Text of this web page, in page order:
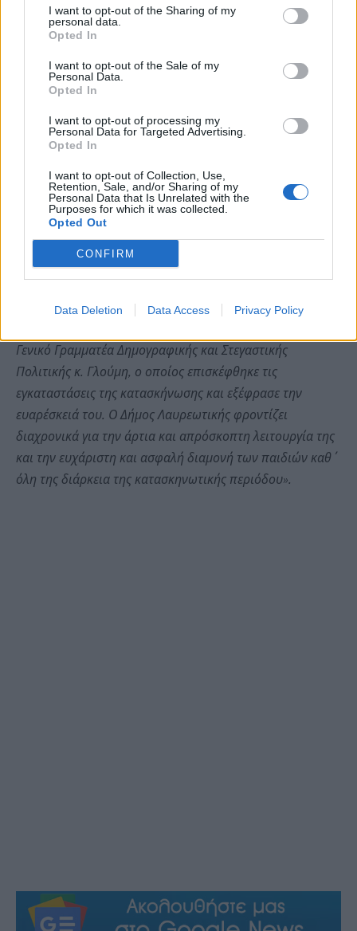
I want to opt-out of the Sharing of my
personal data.
Opted In
I want to opt-out of the Sale of my
Personal Data.
Opted In
I want to opt-out of processing my
Personal Data for Targeted Advertising.
Opted In
I want to opt-out of Collection, Use,
Retention, Sale, and/or Sharing of my
Personal Data that Is Unrelated with the
Purposes for which it was collected.
Opted Out
CONFIRM
Data Deletion Data Access Privacy Policy
υποδομές και περισσότερες θέσεις φιλοξενίας σε
όλη τη χώρα. Συνεχίζουμε να στηρίζουμε κρίσιμες
και τα παιδιά. Συγχαρητήρια στη δημοτική αρχή και
όλο το προσωπικό για την προσπάθειά τους να
δημιουργήσουν μοναδικές εμπειρίες
φιλοξενίας στα παιδιά».
Από την πλευρά του, οΔήμαρχος Λαυρεωτικής,
Δημήτρης Λουκάςτόνισε:
Ευχαριστούμε πολύ την Υπουργό Κοινωνικής Συνοχής
και Οικογένειας κυρία Δόμνα Μιχαηλίδου για την
συντήρηση και λειτουργία της Ζ΄ Παιδικής Εξοχής
Γενικό Γραμματέα Δημογραφικής και Στεγαστικής
Πολιτικής κ. Γλούμη, ο οποίος επισκέφθηκε τις
εγκαταστάσεις της κατασκήνωσης και εξέφρασε την
ευαρέσκειά του. Ο Δήμος Λαυρεωτικής φροντίζει
διαχρονικά για την άρτια και απρόσκοπτη λειτουργία της
και την ευχάριστη και ασφαλή διαμονή των παιδιών καθ΄
όλη της διάρκεια της κατασκηνωτικής περιόδου».